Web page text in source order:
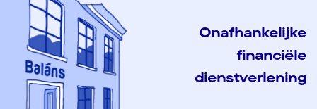
Onafhankelijke
financiële
dienstverlening